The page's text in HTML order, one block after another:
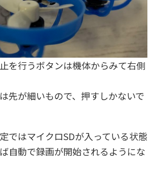
を行うボタンは機体からみて右側
先が細いもので、押すしかないで
ではマイクロSDが入っている状態
自動で録画が開始されるようにな